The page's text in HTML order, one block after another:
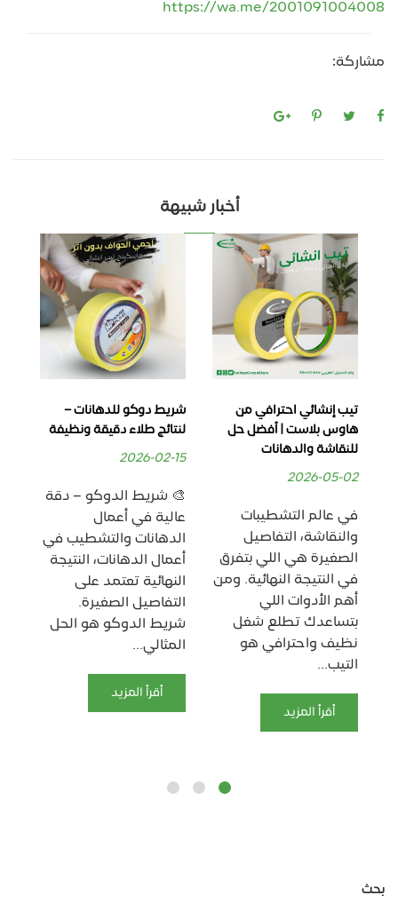
https://wa.me/2001091004008
مشاركة:
أخبار شبيهة
تيب إنشائي احترافي من
هاوس بلاست | أفضل حل
للنقاشة والدهانات
2026-05-02
في عالم التشطيبات
والنقاشة، التفاصيل
الصغيرة هي اللي بتفرق
في النتيجة النهائية. ومن
أهم الأدوات اللي
بتساعدك تطلع شغل
نظيف واحترافي هو
التيب...
أقرأ المزيد
شريط دوكو للدهانات –
لنتائج طلاء دقيقة ونظيفة
2026-02-15
🎨 شريط الدوكو – دقة
عالية في أعمال
الدهانات والتشطيب في
أعمال الدهانات، النتيجة
النهائية تعتمد على
التفاصيل الصغيرة.
شريط الدوكو هو الحل
المثالي...
أقرأ المزيد
بحث